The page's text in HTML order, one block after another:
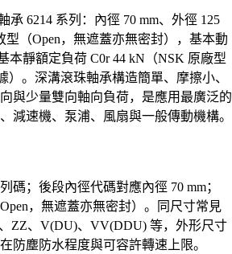
承 6214 系列：內徑 70 mm、外徑 125
型（Open，無遮蓋亦無密封），基本動
本靜額定負荷 C0r 44 kN（NSK 原廠型
）。深溝滾珠軸承構造簡單、摩擦小、
與少量雙向軸向負荷，是應用最廣泛的
減速機、泵浦、風扇與一般傳動機構。
碼；後段內徑代碼對應內徑 70 mm；
，無遮蓋亦無密封）。同尺寸常見
ZZ、V(DU)、VV(DDU) 等，外形尺寸
防塵防水程度與可容許轉速上限。